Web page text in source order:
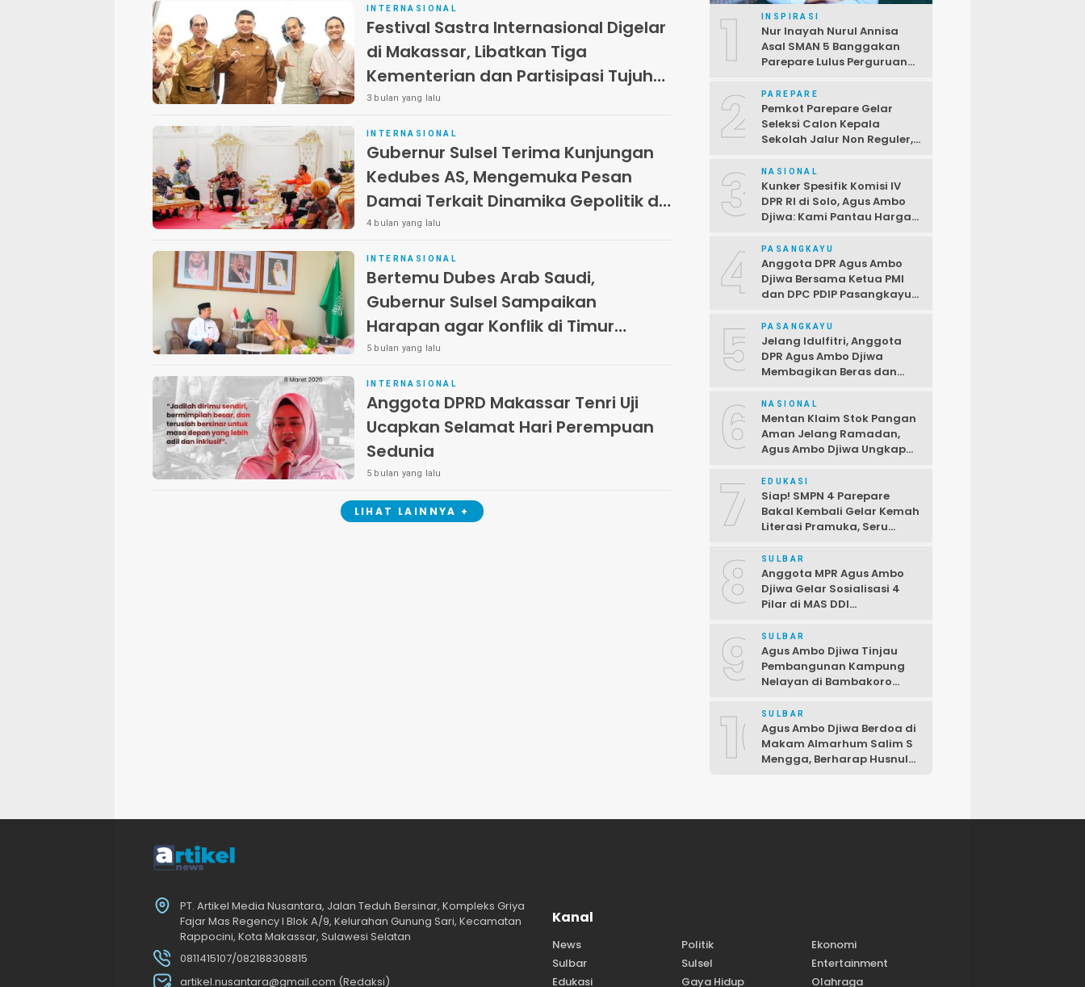
INTERNASIONAL
Festival Sastra Internasional Digelar
di Makassar, Libatkan Tiga
Kementerian dan Partisipasi Tujuh
Negara
3 bulan yang lalu
INTERNASIONAL
Gubernur Sulsel Terima Kunjungan
Kedubes AS, Mengemuka Pesan
Damai Terkait Dinamika Gepolitik di
Timur Tengah
4 bulan yang lalu
INTERNASIONAL
Bertemu Dubes Arab Saudi,
Gubernur Sulsel Sampaikan
Harapan agar Konflik di Timur
Tengah Segera Berakhir
5 bulan yang lalu
INTERNASIONAL
Anggota DPRD Makassar Tenri Uji
Ucapkan Selamat Hari Perempuan
Sedunia
5 bulan yang lalu
LIHAT LAINNYA +
1 INSPIRASI
Nur Inayah Nurul Annisa
Asal SMAN 5 Banggakan
Parepare Lulus Perguruan
2 PAREPARE
Pemkot Parepare Gelar
Seleksi Calon Kepala
Sekolah Jalur Non Reguler,
Pendaftaran Ditutup 2 April
3 NASIONAL
Kunker Spesifik Komisi IV
DPR RI di Solo, Agus Ambo
Djiwa: Kami Pantau Harga
4 PASANGKAYU
Anggota DPR Agus Ambo
Djiwa Bersama Ketua PMI
dan DPC PDIP Pasangkayu
Korban Kebakaran di Desa
Kayumaloa
5 PASANGKAYU
Jelang Idulfitri, Anggota
DPR Agus Ambo Djiwa
Membagikan Beras dan
Kurang Mampu
6 NASIONAL
Mentan Klaim Stok Pangan
Aman Jelang Ramadan,
Agus Ambo Djiwa Ungkap
Antara Data dan Realitas di
Lapangan
7 EDUKASI
Siap! SMPN 4 Parepare
Bakal Kembali Gelar Kemah
Literasi Pramuka, Seru
8 SULBAR
Anggota MPR Agus Ambo
Djiwa Gelar Sosialisasi 4
Pilar di MAS DDI
Fraksi PDIP DPRD
Pasangkayu
9 SULBAR
Agus Ambo Djiwa Tinjau
Pembangunan Kampung
Nelayan di Bambakoro
Kawasan Perikanan Modern
dan Produktif
10SULBAR
Agus Ambo Djiwa Berdoa di
Makam Almarhum Salim S
Mengga, Berharap Husnul
PT. Artikel Media Nusantara, Jalan Teduh Bersinar, Kompleks Griya
Fajar Mas Regency I Blok A/9, Kelurahan Gunung Sari, Kecamatan
Rappocini, Kota Makassar, Sulawesi Selatan
0811415107/082188308815
artikel.nusantara@gmail.com (Redaksi)
Kanal
News Politik
Ekonomi
Sulbar
Sulsel
Entertainment
Edukasi
Gaya Hidup Olahraga